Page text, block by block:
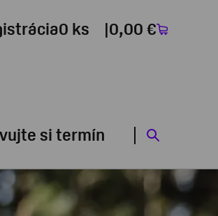
0 ks 0,00 €
si termín